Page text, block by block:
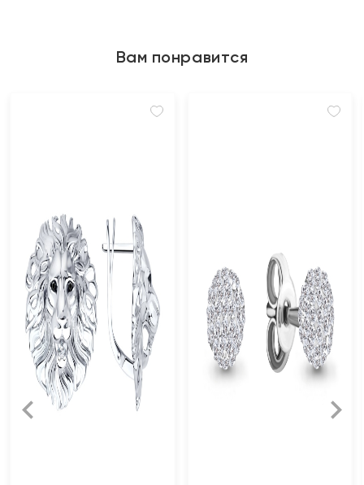
Вам понравится